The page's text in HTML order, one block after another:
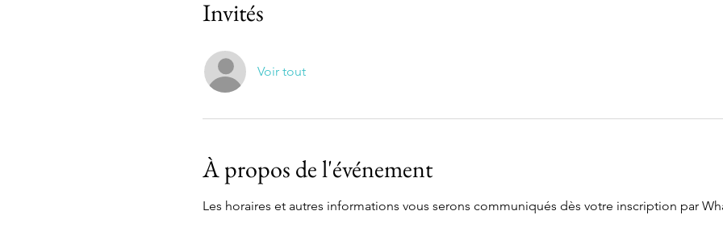
Invités
Voir tout
À propos de l'événement
Les horaires et autres informations vous serons communiqués dès votre inscription par